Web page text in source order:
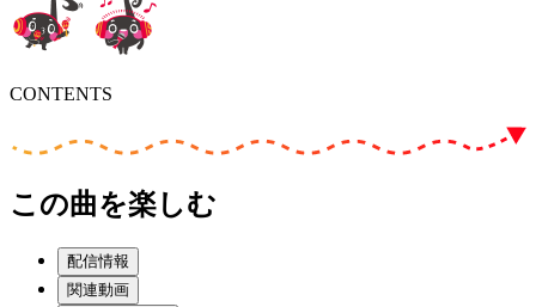
CONTENTS
この曲を楽しむ
配信情報
関連動画